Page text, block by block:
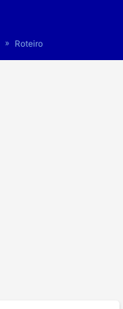
» Roteiro